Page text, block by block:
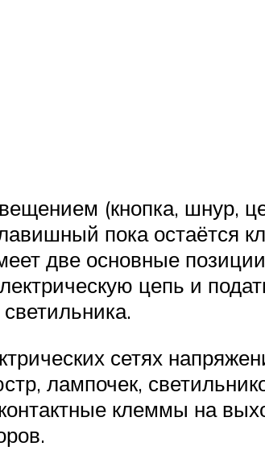
(кнопка, шнур,
пока остаётся
две основные
цепь и
сетях
лампочек,
клеммы на